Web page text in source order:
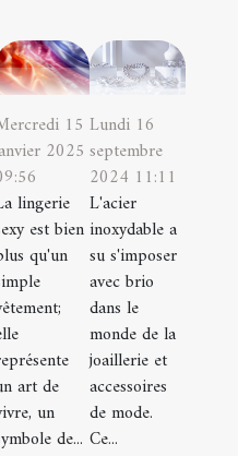
15
2025
lingerie
est bien
qu'un
art de
un
de...
Lundi 16
septembre
2024 11:11
L'acier
inoxydable a
su s'imposer
avec brio
dans le
monde de la
joaillerie et
accessoires
de mode.
Ce...